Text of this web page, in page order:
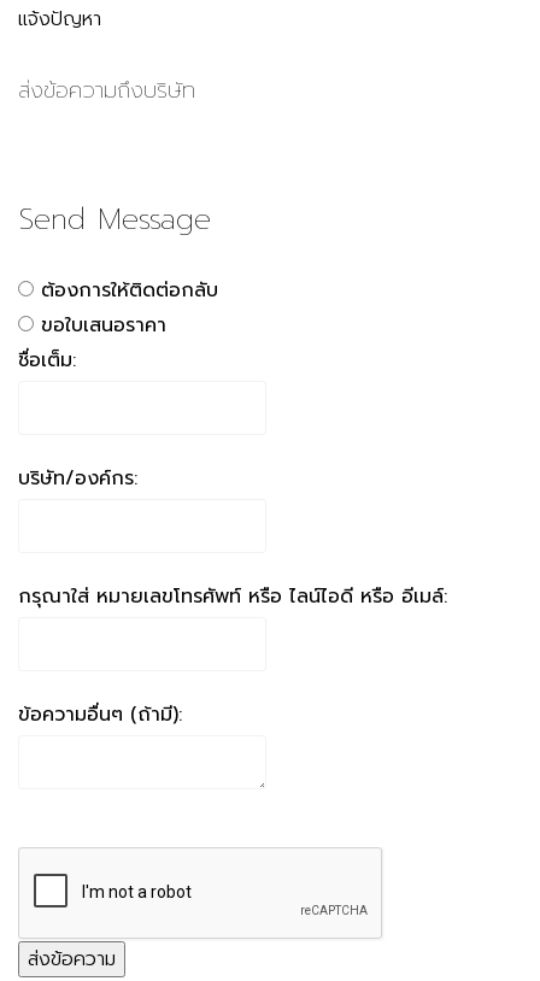
แจ้งปัญหา
ส่งข้อความถึงบริษัท
Send Message
ต้องการให้ติดต่อกลับ
ขอใบเสนอราคา
ชื่อเต็ม:
บริษัท/องค์กร:
กรุณาใส่ หมายเลขโทรศัพท์ หรือ ไลน์ไอดี หรือ อีเมล์:
ข้อความอื่นๆ (ถ้ามี):